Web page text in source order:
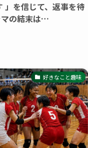
」を信じて、返事を待
マの結末は…
好きなこと趣味